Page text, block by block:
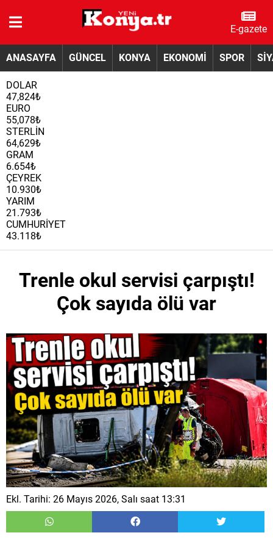
E-gazete
ANASAYFA GÜNCEL KONYA EKONOMİ SPOR
DOLAR
47,824₺
EURO
55,078₺
STERLİN
64,629₺
GRAM
6.654₺
ÇEYREK
10.930₺
YARIM
21.793₺
CUMHURİYET
43.118₺
Trenle okul servisi çarpıştı!
Çok sayıda ölü var
Ekl. Tarihi: 26 Mayıs 2026, Salı saat 13:31